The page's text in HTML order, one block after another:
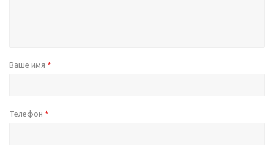
Ваше имя *
Телефон *